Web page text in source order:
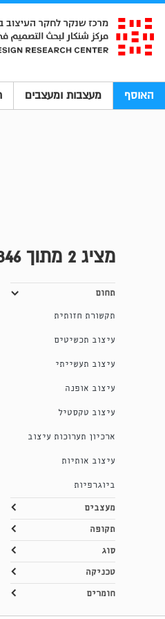
האוסף מעצבות ומעצבים
מציג 2 מתוך 12846 פריטי עיצוב
תחום
תקשורת חזותית
עיצוב תכשיטים
עיצוב תעשייתי
עיצוב אופנה
עיצוב טקסטיל
ארכיון תערוכות עיצוב
עיצוב אותיות
ביוגרפיות
מעצבים
תקופה
סוג
טכניקה
חומרים